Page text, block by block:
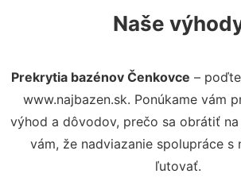
Naše
Prekrytia bazénov Čenkovce –
www.najbazen.sk. Ponúkame vám
výhod a dôvodov, prečo sa obrátiť na
vám, že nadviazanie spolupráce s
ľutovať.